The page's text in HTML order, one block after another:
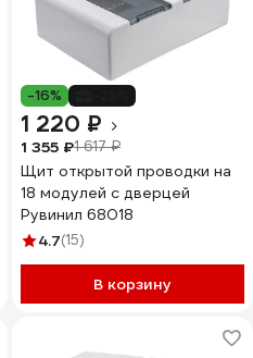
-16%
1 220 ₽
1 355 ₽1 617 ₽
Щит открытой проводки на
18 модулей с дверцей
Рувинил 68018
4.7(15)
В корзину